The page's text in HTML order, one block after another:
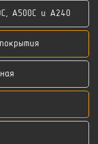
А500С и А240